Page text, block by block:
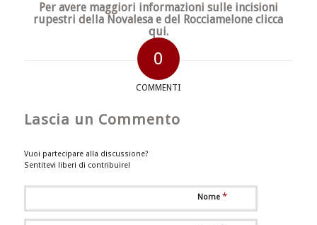
Per avere maggiori informazioni sulle incisioni
rupestri della Novalesa e del Rocciameloneclicca
qui.
0
COMMENTI
Lascia un Commento
Vuoi partecipare alla discussione?
Sentitevi liberi di contribuire!
Nome *